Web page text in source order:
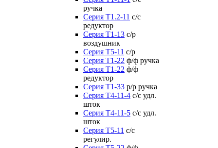
ручка
Серия Т1.2-11 с/с
редуктор
Серия Т1-13 с/р
воздушник
Серия T5-11 с/р
Серия Т1-22 ф/ф ручка
Серия Т1-22 ф/ф
редуктор
Серия T1-33 р/р ручка
Серия Т4-11-4 с/с удл.
шток
Серия Т4-11-5 с/с удл.
шток
Серия Т5-11 с/с
регулир.